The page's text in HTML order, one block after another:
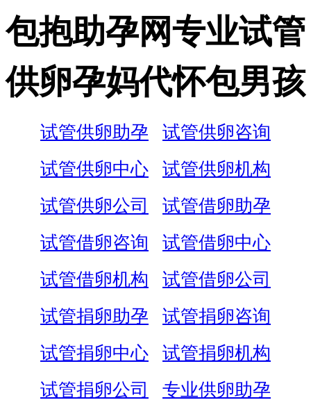
包抱助孕网专业试管
供卵孕妈代怀包男孩
试管供卵助孕
试管供卵咨询
试管供卵中心
试管供卵机构
试管供卵公司
试管借卵助孕
试管借卵咨询
试管借卵中心
试管借卵机构
试管借卵公司
试管捐卵助孕
试管捐卵咨询
试管捐卵中心
试管捐卵机构
试管捐卵公司
专业供卵助孕